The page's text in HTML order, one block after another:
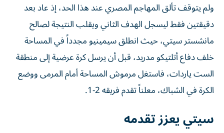
ولم يتوقف تألق المهاجم المصري عند هذا الحد، إذ عاد بعد
دقيقتين فقط ليسجل الهدف الثاني ويقلب النتيجة لصالح
مانشستر سيتي، حيث انطلق سيمينيو مجدداً في المساحة
خلف دفاع أتلتيكو مدريد، قبل أن يرسل كرة عرضية إلى منطقة
الست ياردات، فاستغل مرموش المساحة أمام المرمى ووضع
الكرة في الشباك، معلناً تقدم فريقه 2-1.
سيتي يعزز تقدمه